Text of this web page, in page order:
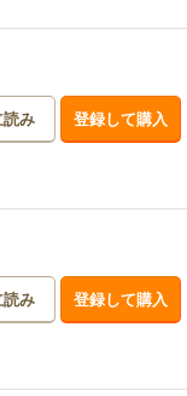
読み 登録して購入
読み 登録して購入